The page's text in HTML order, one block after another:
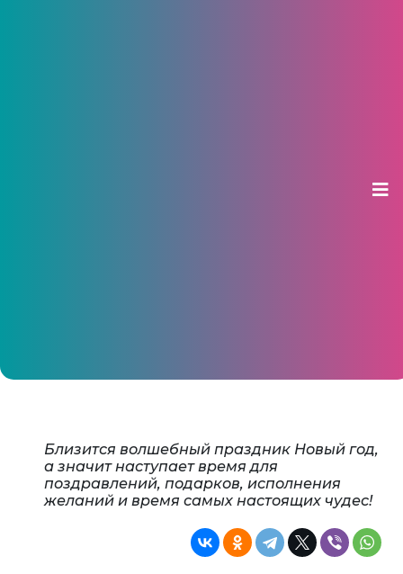
Близится волшебный праздник Новый год,
а значит наступает время для
поздравлений, подарков, исполнения
желаний и время самых настоящих чудес!